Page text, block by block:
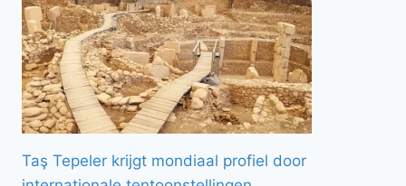
Taş Tepeler krijgt mondiaal profiel door